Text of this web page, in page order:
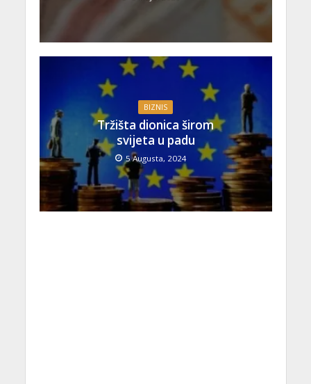
BIZNIS
Tržišta dionica širom
svijeta u padu
5 Augusta, 2024